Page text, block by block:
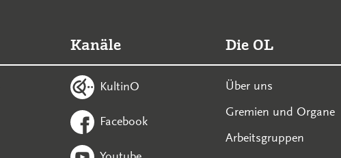
Kanäle
KultinO
Facebook
Die OL
Über uns
Gremien und Organe
Arbeitsgruppen